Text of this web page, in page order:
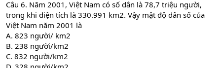
Câu 6. Năm 2001, Việt Nam có số dân là 78,7 triệu người,
trong khi diện tích là 330.991 km2. Vậy mật độ dân số của
Việt Nam năm 2001 là
A. 823 người/ km2
B. 238 người/km2
C. 832 người/km2